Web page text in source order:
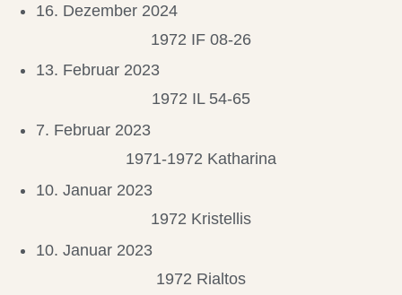
16. Dezember 2024
1972 IF 08-26
13. Februar 2023
1972 IL 54-65
7. Februar 2023
1971-1972 Katharina
10. Januar 2023
1972 Kristellis
10. Januar 2023
1972 Rialtos